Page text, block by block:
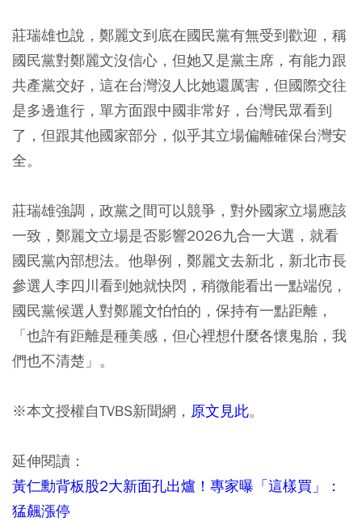
莊瑞雄也說，鄭麗文到底在國民黨有無受到歡迎，稱
國民黨對鄭麗文沒信心，但她又是黨主席，有能力跟
共產黨交好，這在台灣沒人比她還厲害，但國際交往
是多邊進行，單方面跟中國非常好，台灣民眾看到
了，但跟其他國家部分，似乎其立場偏離確保台灣安
全。
莊瑞雄強調，政黨之間可以競爭，對外國家立場應該
一致，鄭麗文立場是否影響2026九合一大選，就看
國民黨內部想法。他舉例，鄭麗文去新北，新北市長
參選人李四川看到她就快閃，稍微能看出一點端倪，
國民黨候選人對鄭麗文怕怕的，保持有一點距離，
「也許有距離是種美感，但心裡想什麼各懷鬼胎，我
們也不清楚」。
※本文授權自TVBS新聞網， 原文見此。
延伸閱讀：
黃仁勳背板股2大新面孔出爐！專家曝「這樣買」：
猛飆漲停